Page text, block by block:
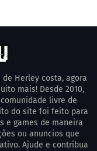
de Herley costa, agora
mais! Desde 2010,
livre de
do site foi feito para
e games de maneira
ou anuncios que
Ajude e contribua